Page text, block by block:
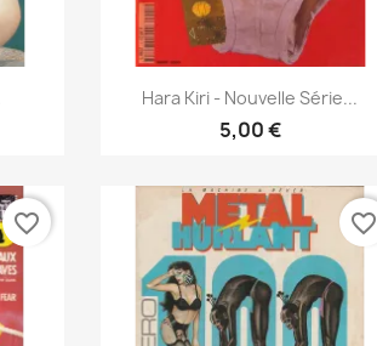
 Anteprima
Hara Kiri - Nouvelle Série...
5,00 €
favorite_border favorite_border